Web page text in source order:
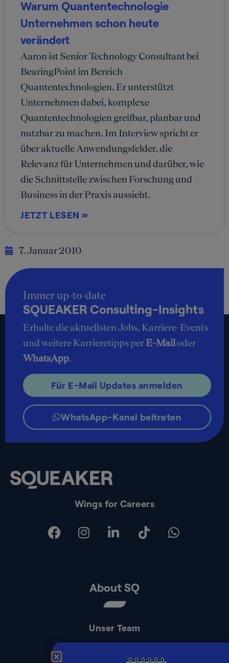
Warum Quantentechnologie
Unternehmen schon heute
verändert
Aaron ist Senior Technology Consultant bei
BearingPoint im Bereich
Quantentechnologien. Er unterstützt
Unternehmen dabei, komplexe
Quantentechnologien greifbar, planbar und
nutzbar zu machen. Im Interview spricht er
über aktuelle Anwendungsfelder, die
Relevanz für Unternehmen und darüber, wie
die Schnittstelle zwischen Forschung und
Business in der Praxis aussieht.
JETZT LESEN »
7. Januar 2010
Wings for Careers
About SQ
Unser Team
Immer up-to-date
SQUEAKER Consulting-Insights
Erhalte die aktuellsten Jobs, Karriere-Events
und weitere Karrieretipps perE-Mailoder
WhatsApp.
Für E-Mail Updates anmelden
WhatsApp-Kanal beitreten